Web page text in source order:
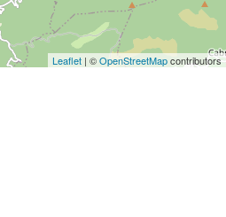
Leaflet | ©OpenStreetMapcontributors